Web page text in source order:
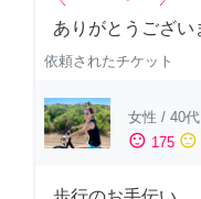
ありがとうござい
依頼されたチケット
女性 / 40代
sentiment_satisfied 175 sentiment_neutral